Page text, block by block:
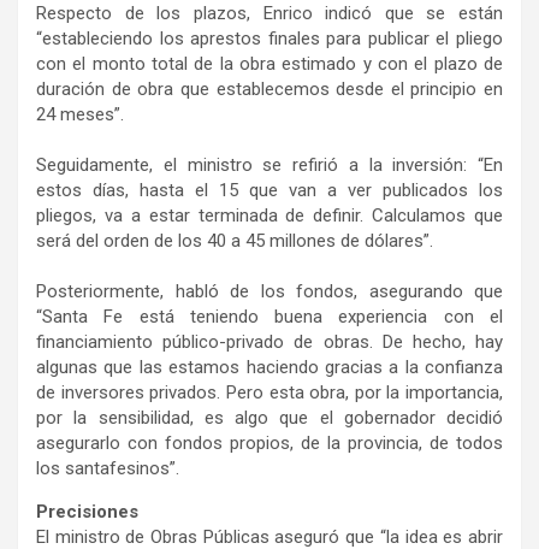
Respecto de los plazos, Enrico indicó que se están
“estableciendo los aprestos finales para publicar el pliego
con el monto total de la obra estimado y con el plazo de
duración de obra que establecemos desde el principio en
24 meses”.
Seguidamente, el ministro se refirió a la inversión: “En
estos días, hasta el 15 que van a ver publicados los
pliegos, va a estar terminada de definir. Calculamos que
será del orden de los 40 a 45 millones de dólares”.
Posteriormente, habló de los fondos, asegurando que
“Santa Fe está teniendo buena experiencia con el
financiamiento público-privado de obras. De hecho, hay
algunas que las estamos haciendo gracias a la confianza
de inversores privados. Pero esta obra, por la importancia,
por la sensibilidad, es algo que el gobernador decidió
asegurarlo con fondos propios, de la provincia, de todos
los santafesinos”.
Precisiones
El ministro de Obras Públicas aseguró que “la idea es abrir